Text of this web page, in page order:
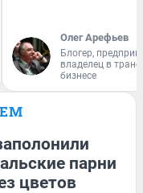
Олег Арефьев
Блогер,
владелец в
бизнесе
парни
цветов